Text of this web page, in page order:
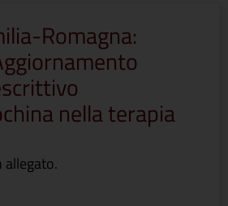
Romagna:
nella terapia
allegato.